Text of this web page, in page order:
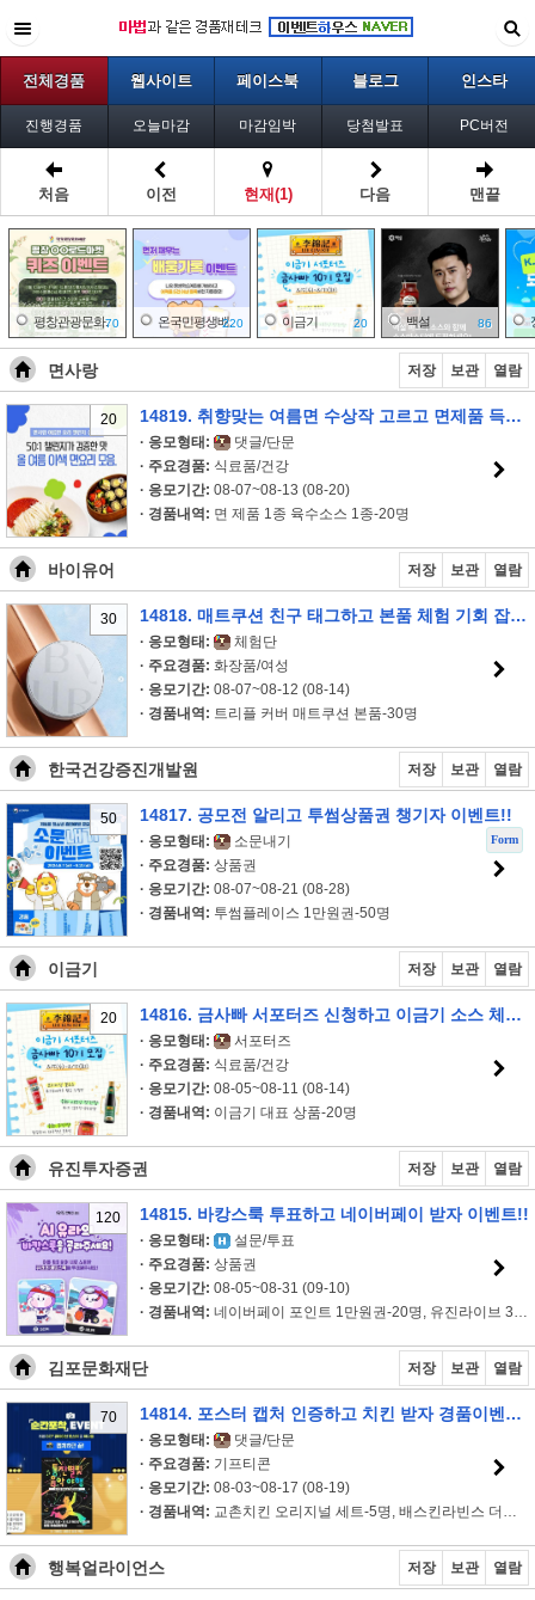
전체경품 웹사이트 페이스북 블로그 인스타
진행경품 오늘마감 마감임박 당첨발표 PC버전
처음 이전 현재(1) 다음 맨끝
온국민평생배..220
평창관광문화..70 이금기 20 백설 86
한국해운조합20 민주평화통일..20 국가기술표준..
면사랑 저장 보관 열람
20 14819. 취향맞는 여름면 수상작 고르고 면제품 득템하자 이벤트!!
· 응모형태:
댓글/단문
· 주요경품: 식료품/건강
· 응모기간: 08-07~08-13 (08-20)
· 경품내역: 면 제품 1종 육수소스 1종-20명
바이유어 저장 보관 열람
30 14818. 매트쿠션 친구 태그하고 본품 체험 기회 잡자 이벤트!!
· 응모형태:
체험단
· 주요경품: 화장품/여성
· 응모기간: 08-07~08-12 (08-14)
· 경품내역: 트리플 커버 매트쿠션 본품-30명
한국건강증진개발원 저장 보관 열람
50 14817. 공모전 알리고 투썸상품권 챙기자 이벤트!!
· 응모형태:
소문내기
· 주요경품: 상품권
· 응모기간: 08-07~08-21 (08-28)
· 경품내역: 투썸플레이스 1만원권-50명
Form
이금기 저장 보관 열람
20 14816. 금사빠 서포터즈 신청하고 이금기 소스 체험하자 이벤트!!
· 응모형태:
서포터즈
· 주요경품: 식료품/건강
· 응모기간: 08-05~08-11 (08-14)
· 경품내역: 이금기 대표 상품-20명
유진투자증권 저장 보관 열람
120 14815. 바캉스룩 투표하고 네이버페이 받자 이벤트!!
· 응모형태:
설문/투표
· 주요경품: 상품권
· 응모기간: 08-05~08-31 (09-10)
· 경품내역: 네이버페이 포인트 1만원권-20명, 유진라이브 3천P-100명
김포문화재단 저장 보관 열람
70 14814. 포스터 캡처 인증하고 치킨 받자 경품이벤트!!
· 응모형태:
댓글/단문
· 주요경품: 기프티콘
· 응모기간: 08-03~08-17 (08-19)
· 경품내역: 교촌치킨 오리지널 세트-5명, 배스킨라빈스 더블주니어-15명, 아..
행복얼라이언스 저장 보관 열람